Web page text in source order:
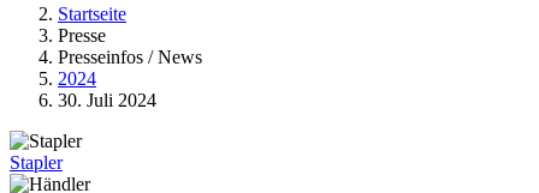
Startseite
Presse
Presseinfos / News
2024
30. Juli 2024
Stapler